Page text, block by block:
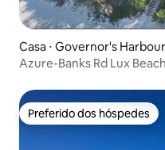
Casa ⋅ Governor's Harbour
Azure-Banks Rd Lux
Preferido dos hóspedes
Preferido dos hóspedes